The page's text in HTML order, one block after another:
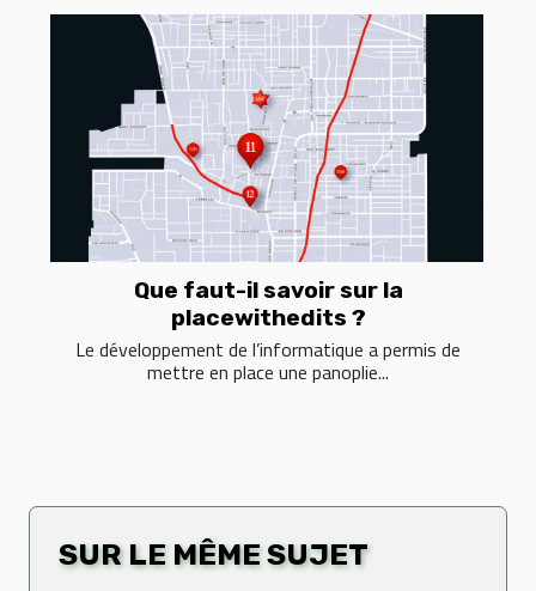
Que faut-il savoir sur la
placewithedits ?
Le développement de l’informatique a permis de
mettre en place une panoplie...
SUR LE MÊME SUJET